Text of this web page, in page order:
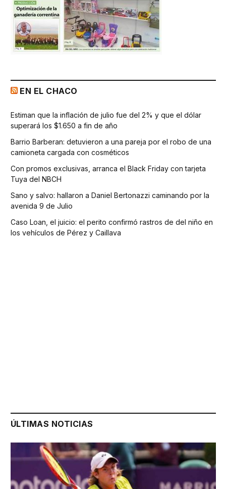
EN EL CHACO
Estiman que la inflación de julio fue del 2% y que el dólar
superará los $1.650 a fin de año
Barrio Barberan: detuvieron a una pareja por el robo de una
camioneta cargada con cosméticos
Con promos exclusivas, arranca el Black Friday con tarjeta
Tuya del NBCH
Sano y salvo: hallaron a Daniel Bertonazzi caminando por la
avenida 9 de Julio
Caso Loan, el juicio: el perito confirmó rastros de del niño en
los vehículos de Pérez y Caillava
ÚLTIMAS NOTICIAS